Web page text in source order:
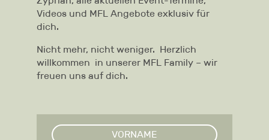
Videos und MFL Angebote exklusiv für
dich.
Nicht mehr, nicht weniger. Herzlich
willkommen in unserer MFL Family – wir
freuen uns auf dich.